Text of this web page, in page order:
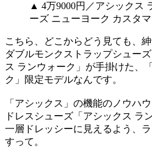
▲ 4万9000円／アシックス
ーズ ニューヨーク カスタマ
こちら、どこからどう見ても、
ダブルモンクストラップシュー
ス ランウォーク」が手掛けた
ク」限定モデルなんです。
「アシックス」の機能のノウハ
ドレスシューズ「アシックス ラ
一層ドレッシーに見えるよう、
すって。